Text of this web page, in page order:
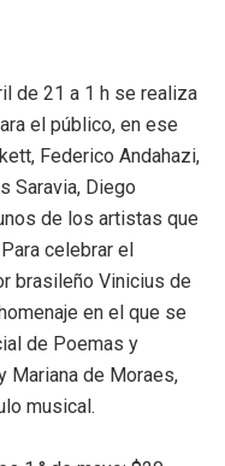
de 21 a 1 h se realiza
el público, en ese
Federico Andahazi,
Saravia, Diego
de los artistas que
celebrar el
brasileño Vinicius de
en el que se
de Poemas y
Mariana de Moraes,
musical.